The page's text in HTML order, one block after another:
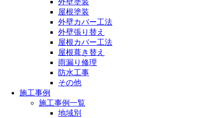
外壁塗装
屋根塗装
外壁カバー工法
外壁張り替え
屋根カバー工法
屋根葺き替え
雨漏り修理
防水工事
その他
施工事例
施工事例一覧
地域別